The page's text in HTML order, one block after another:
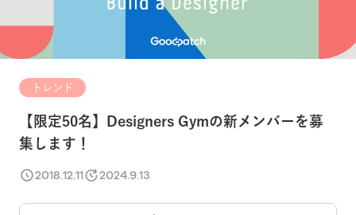
トレンド
【限定50名】Designers Gymの新メンバーを募
集します！
2018.12.11 2024.9.13